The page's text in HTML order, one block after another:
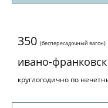
350 (беспересадочный вагон)
ивано-
круглогодично по